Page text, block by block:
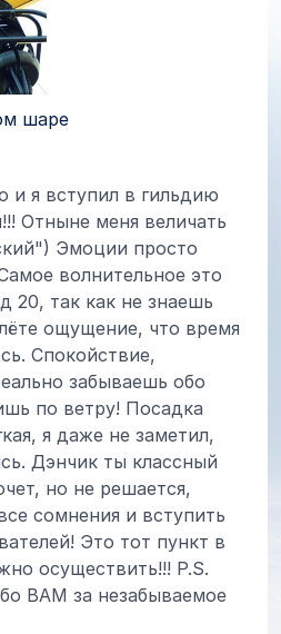
шаре
и я вступил в гильдию
Отныне меня величать
Эмоции просто
волнительное это
20, так как не знаешь
ощущение, что время
Спокойствие,
забываешь обо
по ветру! Посадка
я даже не заметил,
Дэнчик ты классный
но не решается,
сомнения и вступить
Это тот пункт в
осуществить!!! P.S.
ВАМ за незабываемое